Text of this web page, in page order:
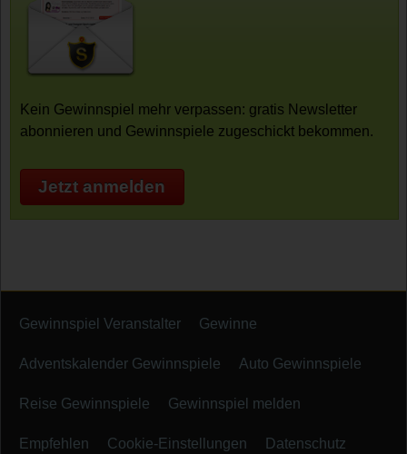
Kein Gewinnspiel mehr verpassen: gratis Newsletter
abonnieren und Gewinnspiele zugeschickt bekommen.
Jetzt anmelden
Gewinnspiel Veranstalter Gewinne
Adventskalender Gewinnspiele Auto Gewinnspiele
Reise Gewinnspiele Gewinnspiel melden
Empfehlen Cookie-Einstellungen Datenschutz